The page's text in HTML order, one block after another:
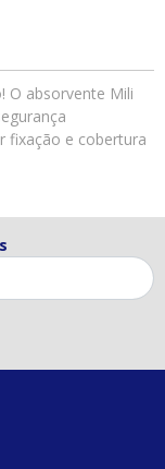
O absorvente Mili
fixação e cobertura